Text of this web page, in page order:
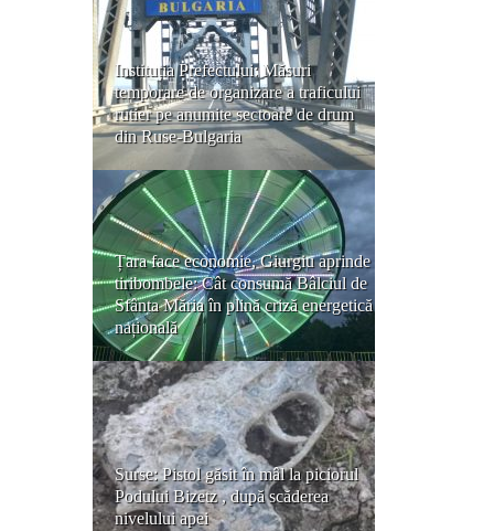
Instituția Prefectului: Măsuri
temporare de organizare a traficului
rutier pe anumite sectoare de drum
din Ruse-Bulgaria
Țara face economie, Giurgiu aprinde
tiribombele: Cât consumă Bâlciul de
Sfânta Măria în plină criză energetică
națională
Surse: Pistol găsit în mâl la piciorul
Podului Bizetz , după scăderea
nivelului apei